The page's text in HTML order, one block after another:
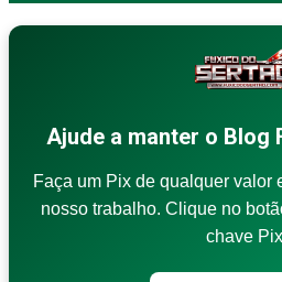
Ajude a manter o Blog
Faça um Pix de qualquer valor
nosso trabalho. Clique no
chave